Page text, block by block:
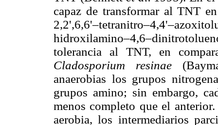
capaz de transformar al TNT
tolerancia al TNT, en
Cladosporium resinae
anaerobias los grupos
grupos amino; sin embargo,
menos completo que el
aerobia, los intermediarios